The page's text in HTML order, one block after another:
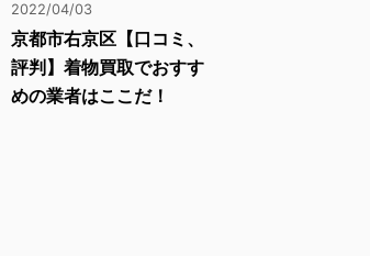
2022/04/03
京都市右京区【口コミ、
評判】着物買取でおすす
めの業者はここだ！